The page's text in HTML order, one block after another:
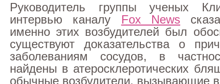
Руководитель группы ученых
интервью каналу Fox News
именно этих возбудителей был
существуют доказательства о
заболеваниям сосудов, в
найдены в атеросклеротических
обычные возбудители, вызывающие